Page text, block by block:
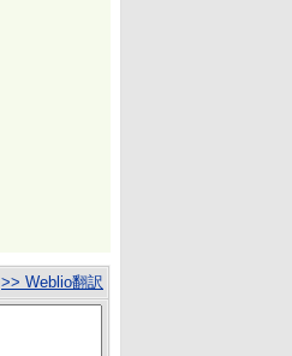
>> Weblio翻訳